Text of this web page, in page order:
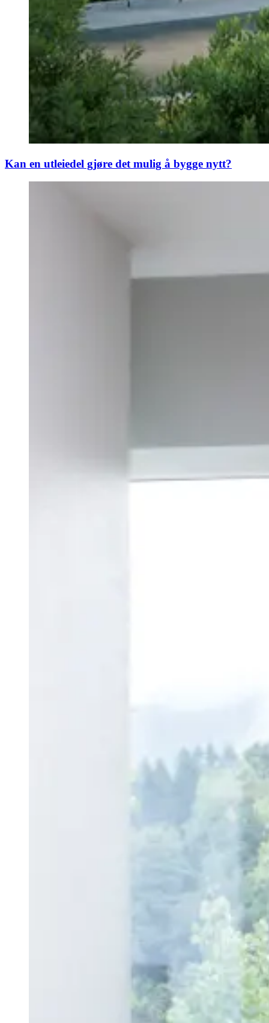
Kan en utleiedel gjøre det mulig å bygge nytt?